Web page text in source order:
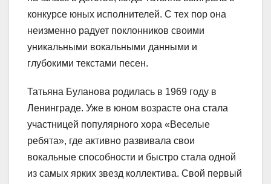
конкурсе юных исполнителей. С тех пор она
неизменно радует поклонников своими
уникальными вокальными данными и
глубокими текстами песен.
Татьяна Буланова родилась в 1969 году в
Ленинграде. Уже в юном возрасте она стала
участницей популярного хора «Веселые
ребята», где активно развивала свои
вокальные способности и быстро стала одной
из самых ярких звезд коллектива. Свой первый